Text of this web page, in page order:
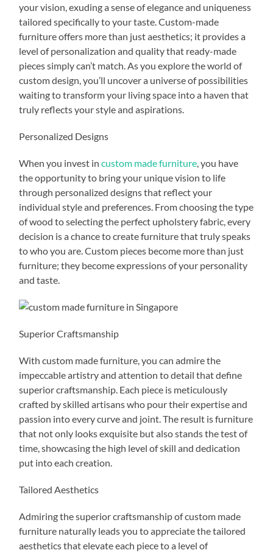
your vision, exuding a sense of elegance and uniqueness
tailored specifically to your taste. Custom-made
furniture offers more than just aesthetics; it provides a
level of personalization and quality that ready-made
pieces simply can’t match. As you explore the world of
custom design, you’ll uncover a universe of possibilities
waiting to transform your living space into a haven that
truly reflects your style and aspirations.
Personalized Designs
When you invest incustom made furniture, you have
the opportunity to bring your unique vision to life
through personalized designs that reflect your
individual style and preferences. From choosing the type
of wood to selecting the perfect upholstery fabric, every
decision is a chance to create furniture that truly speaks
to who you are. Custom pieces become more than just
furniture; they become expressions of your personality
and taste.
Superior Craftsmanship
With custom made furniture, you can admire the
impeccable artistry and attention to detail that define
superior craftsmanship. Each piece is meticulously
crafted by skilled artisans who pour their expertise and
passion into every curve and joint. The result is furniture
that not only looks exquisite but also stands the test of
time, showcasing the high level of skill and dedication
put into each creation.
Tailored Aesthetics
Admiring the superior craftsmanship of custom made
furniture naturally leads you to appreciate the tailored
aesthetics that elevate each piece to a level of